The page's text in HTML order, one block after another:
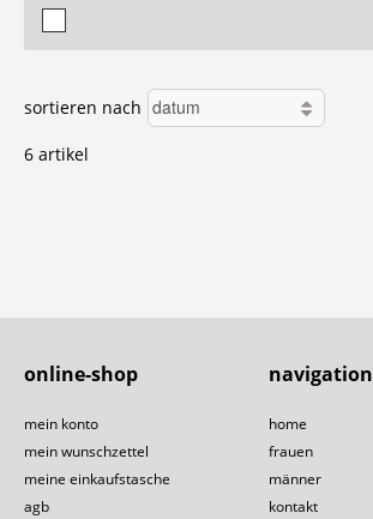
sortieren nach
6 artikel
navigation
home
frauen
männer
kontakt
online-shop
mein konto
mein wunschzettel
meine einkaufstasche
agb